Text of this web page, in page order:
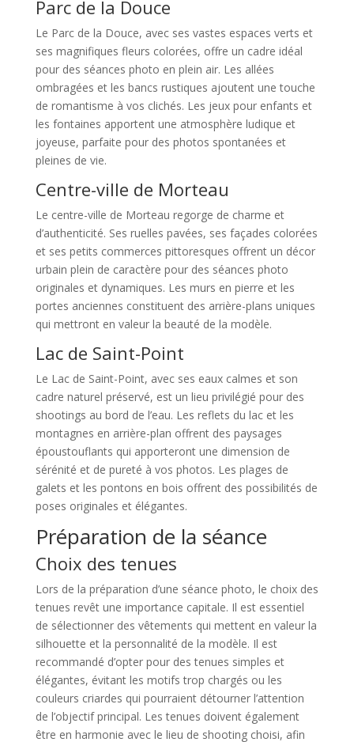
Parc de la Douce
Le Parc de la Douce, avec ses vastes espaces verts et
ses magnifiques fleurs colorées, offre un cadre idéal
pour des séances photo en plein air. Les allées
ombragées et les bancs rustiques ajoutent une touche
de romantisme à vos clichés. Les jeux pour enfants et
les fontaines apportent une atmosphère ludique et
joyeuse, parfaite pour des photos spontanées et
pleines de vie.
Centre-ville de Morteau
Le centre-ville de Morteau regorge de charme et
d’authenticité. Ses ruelles pavées, ses façades colorées
et ses petits commerces pittoresques offrent un décor
urbain plein de caractère pour des séances photo
originales et dynamiques. Les murs en pierre et les
portes anciennes constituent des arrière-plans uniques
qui mettront en valeur la beauté de la modèle.
Lac de Saint-Point
Le Lac de Saint-Point, avec ses eaux calmes et son
cadre naturel préservé, est un lieu privilégié pour des
shootings au bord de l’eau. Les reflets du lac et les
montagnes en arrière-plan offrent des paysages
époustouflants qui apporteront une dimension de
sérénité et de pureté à vos photos. Les plages de
galets et les pontons en bois offrent des possibilités de
poses originales et élégantes.
Préparation de la séance
Choix des tenues
Lors de la préparation d’une séance photo, le choix des
tenues revêt une importance capitale. Il est essentiel
de sélectionner des vêtements qui mettent en valeur la
silhouette et la personnalité de la modèle. Il est
recommandé d’opter pour des tenues simples et
élégantes, évitant les motifs trop chargés ou les
couleurs criardes qui pourraient détourner l’attention
de l’objectif principal. Les tenues doivent également
être en harmonie avec le lieu de shooting choisi, afin